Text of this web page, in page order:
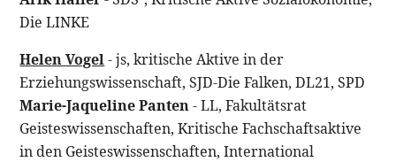
Die LINKE
Helen Vogel- js, kritische Aktive in der
Erziehungswissenschaft, SJD-Die Falken, DL21, SPD
Marie-Jaqueline Panten- LL, Fakultätsrat
Geisteswissenschaften, Kritische Fachschaftsaktive
in den Geisteswissenschaften, International